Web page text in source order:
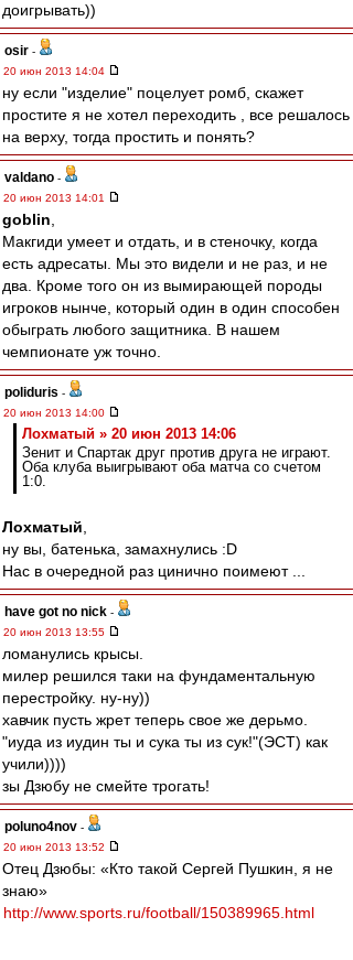
доигрывать))
osir -
20 июн 2013 14:04
ну если "изделие" поцелует ромб, скажет
простите я не хотел переходить , все решалось
на верху, тогда простить и понять?
valdano -
20 июн 2013 14:01
goblin
Макгиди умеет и отдать, и в стеночку, когда
есть адресаты. Мы это видели и не раз, и не
два. Кроме того он из вымирающей породы
игроков нынче, который один в один способен
обыграть любого защитника. В нашем
чемпионате уж точно.
poliduris -
20 июн 2013 14:00
Лохматый » 20 июн 2013 14:06
Зенит и Спартак друг против друга не играют.
Оба клуба выигрывают оба матча со счетом
1:0.
Лохматый
ну вы, батенька, замахнулись :D
Нас в очередной раз цинично поимеют ...
have got no nick -
20 июн 2013 13:55
ломанулись крысы.
милер решился таки на фундаментальную
перестройку. ну-ну))
хавчик пусть жрет теперь свое же дерьмо.
"иуда из иудин ты и сука ты из сук!"(ЭСТ) как
учили))))
зы Дзюбу не смейте трогать!
poluno4nov -
20 июн 2013 13:52
Отец Дзюбы: «Кто такой Сергей Пушкин, я не
знаю»
http://www.sports.ru/football/150389965.html